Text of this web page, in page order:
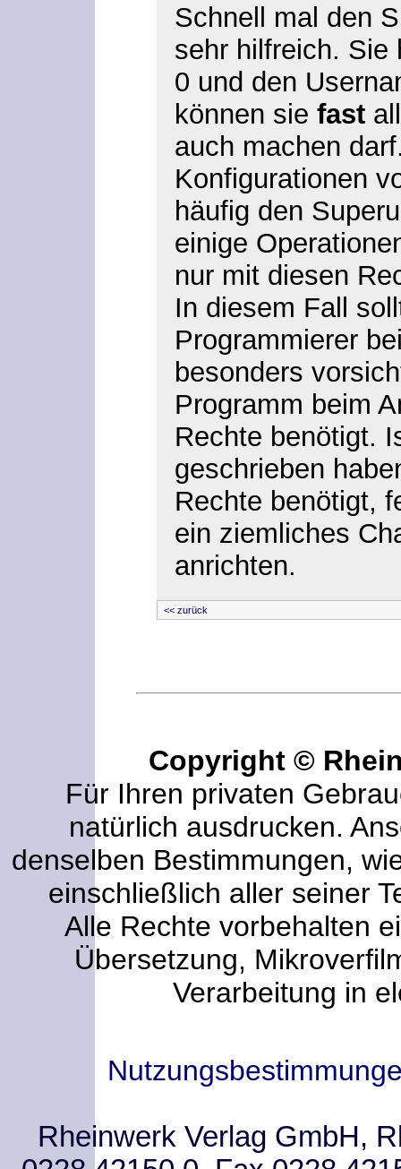
Schnell mal den
sehr hilfreich. Sie
0 und den
können sie fast
auch machen
Konfigurationen
häufig den
einige
nur mit diesen
In diesem Fall
Programmierer
besonders
Programm beim
Rechte benötigt.
geschrieben
Rechte benötigt,
ein ziemliches
anrichten.
<< zurück
Copyright ©
Für Ihren privaten
natürlich ausdrucken.
denselben Bestimmungen,
einschließlich aller seiner
Alle Rechte vorbehalten
Übersetzung,
Verarbeitung in
Rheinwerk Verlag GmbH,